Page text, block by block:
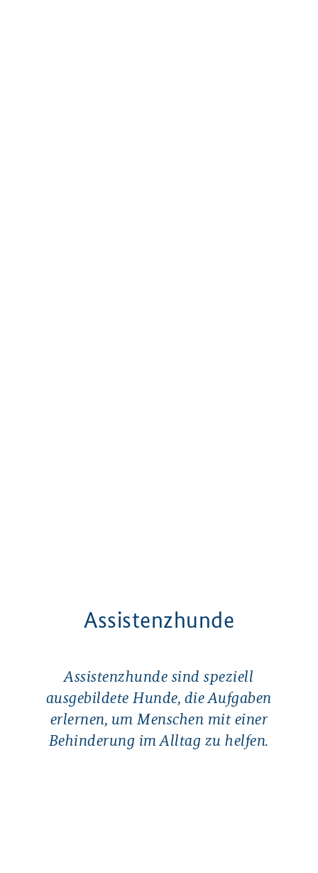
Assistenzhunde
Assistenzhunde sind speziell
ausgebildete Hunde, die Aufgaben
erlernen, um Menschen mit einer
Behinderung im Alltag zu helfen.